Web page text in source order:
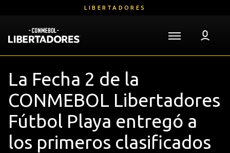
contenido
principal
LIBERTADORES
Mega
Navigation
La Fecha 2 de la
CONMEBOL Libertadores
Fútbol Playa entregó a
los primeros clasificados